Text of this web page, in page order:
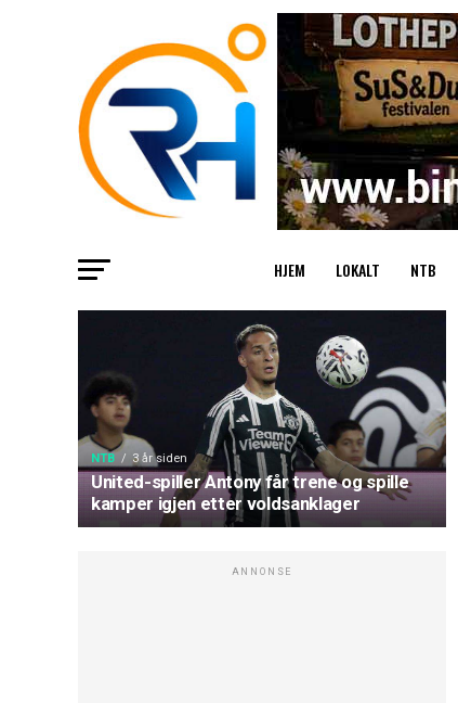
HJEM LOKALT NTB
NTB 3 år siden
United-spiller Antony får trene og spille
kamper igjen etter voldsanklager
ANNONSE